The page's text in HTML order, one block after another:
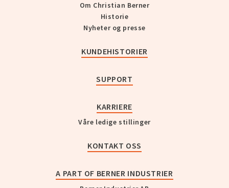
Om Christian Berner
Historie
Nyheter og presse
KUNDEHISTORIER
SUPPORT
KARRIERE
Våre ledige stillinger
KONTAKT OSS
A PART OF BERNER INDUSTRIER